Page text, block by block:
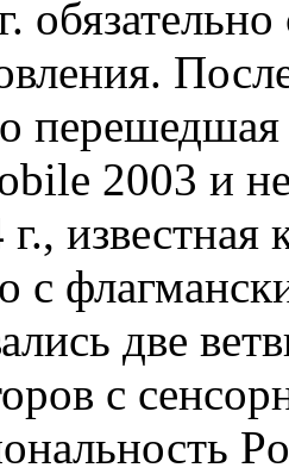
перешедшая
2003 и
г.,
с
две
с